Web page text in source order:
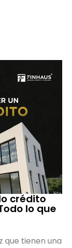
crédito
lo que
que tienen una